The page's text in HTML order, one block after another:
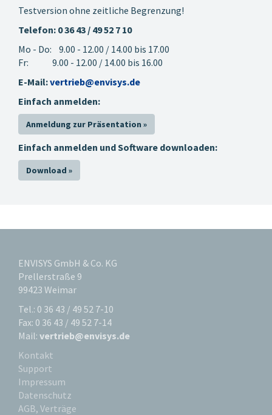
Testversion ohne zeitliche Begrenzung!
Telefon: 0 36 43 / 49 52 7 10
Mo - Do: 9.00 - 12.00 / 14.00 bis 17.00
Fr: 9.00 - 12.00 / 14.00 bis 16.00
E-Mail:vertrieb@envisys.de
Einfach anmelden:
Anmeldung zur Präsentation »
Einfach anmelden und Software downloaden:
Download »
ENVISYS GmbH & Co. KG
Prellerstraße 9
99423 Weimar
Tel.: 0 36 43 / 49 52 7-10
Fax: 0 36 43 / 49 52 7-14
Mail: vertrieb@envisys.de
Kontakt
Support
Impressum
Datenschutz
AGB, Verträge